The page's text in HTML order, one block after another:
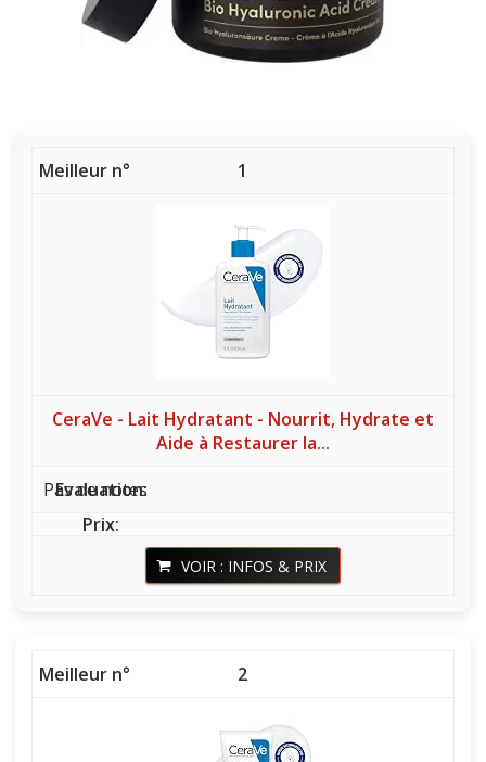
1
CeraVe - Lait Hydratant - Nourrit, Hydrate et
Aide à Restaurer la...
Pas de notes
VOIR : INFOS & PRIX
2